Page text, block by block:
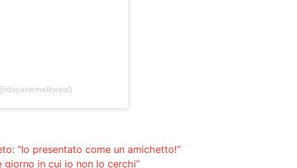
“Io presentato come un amichetto!”
giorno in cui io non lo cerchi”